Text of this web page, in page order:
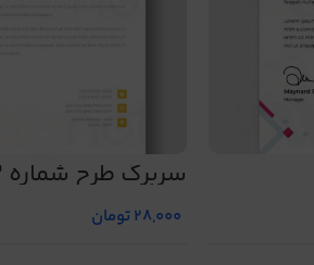
سربرگ طرح شماره 22
28,000تومان